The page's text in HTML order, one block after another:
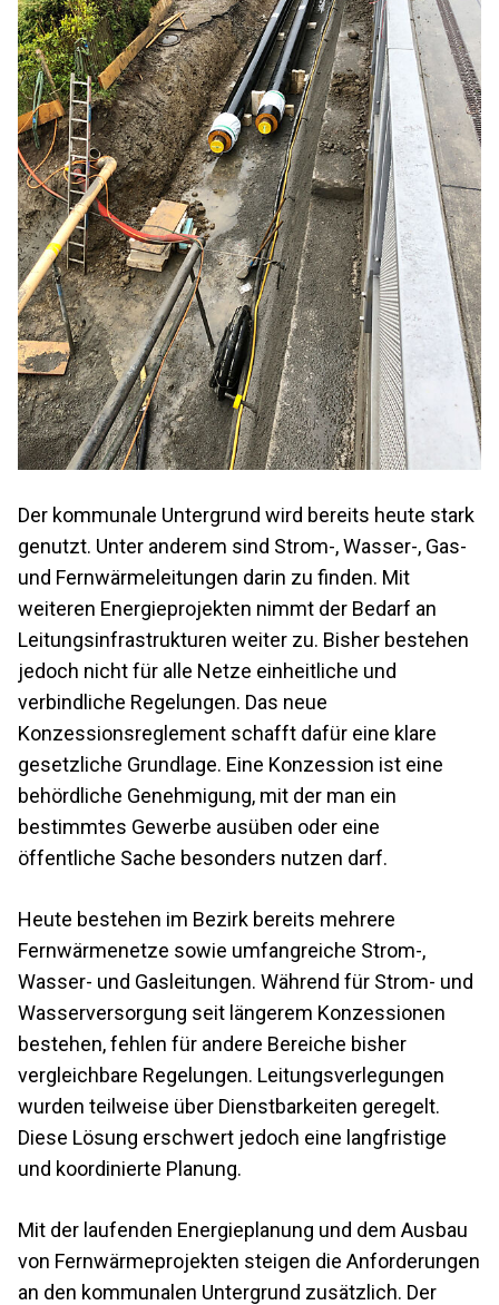
Der kommunale Untergrund wird bereits heute stark
genutzt. Unter anderem sind Strom-, Wasser-, Gas-
und Fernwärmeleitungen darin zu finden. Mit
weiteren Energieprojekten nimmt der Bedarf an
Leitungsinfrastrukturen weiter zu. Bisher bestehen
jedoch nicht für alle Netze einheitliche und
verbindliche Regelungen. Das neue
Konzessionsreglement schafft dafür eine klare
gesetzliche Grundlage. Eine Konzession ist eine
behördliche Genehmigung, mit der man ein
bestimmtes Gewerbe ausüben oder eine
öffentliche Sache besonders nutzen darf.
Heute bestehen im Bezirk bereits mehrere
Fernwärmenetze sowie umfangreiche Strom-,
Wasser- und Gasleitungen. Während für Strom- und
Wasserversorgung seit längerem Konzessionen
bestehen, fehlen für andere Bereiche bisher
vergleichbare Regelungen. Leitungsverlegungen
wurden teilweise über Dienstbarkeiten geregelt.
Diese Lösung erschwert jedoch eine langfristige
und koordinierte Planung.
Mit der laufenden Energieplanung und dem Ausbau
von Fernwärmeprojekten steigen die Anforderungen
an den kommunalen Untergrund zusätzlich. Der